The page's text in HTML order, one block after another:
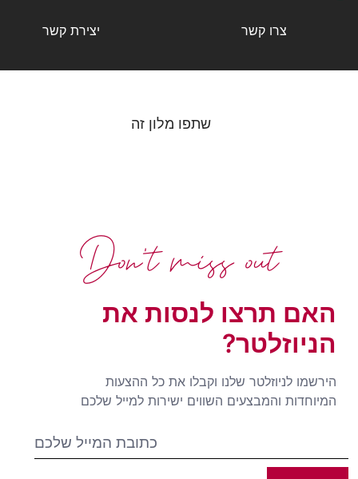
צרו קשר יצירת קשר
שתפו מלון זה
האם תרצו לנסות את
הניוזלטר?
הירשמו לניוזלטר שלנו וקבלו את כל ההצעות
המיוחדות והמבצעים השווים ישירות למייל שלכם
Don't miss out